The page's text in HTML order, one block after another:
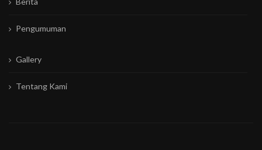
Pengumuman
Gallery
Tentang Kami